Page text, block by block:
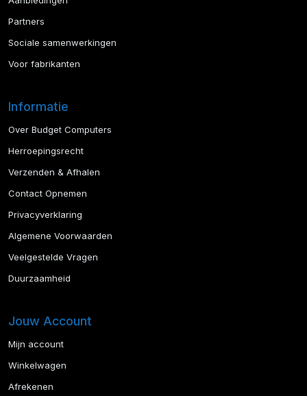
Partners
Sociale samenwerkingen
Voor fabrikanten
Informatie
Over Budget Computers
Herroepingsrecht
Verzenden & Afhalen
Contact Opnemen
Privacyverklaring
Algemene Voorwaarden
Veelgestelde Vragen
Duurzaamheid
Jouw Account
Mijn account
Winkelwagen
Afrekenen